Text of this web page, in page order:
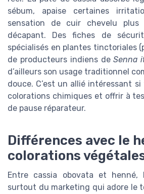
sébum, apaise certaines
sensation de cuir chevelu plus
décapant. Des fiches de
spécialisés en plantes tinctoriales
de producteurs indiens deSenna
d’ailleurs son usage traditionnel
douce. C’est un allié intéressant
colorations chimiques et offrir à
de pause réparateur.
Différences avec le
colorations
Entre cassia obovata et
surtout du marketing qui adore le